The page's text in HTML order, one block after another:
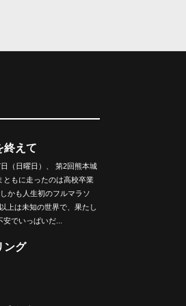
終えて
（日曜日）、 第2回熊本城
ともに走ったのは高校卒業
かも人生初のフルマラソ
上は未知の世界で、果たし
でいっぱいだ...
ング